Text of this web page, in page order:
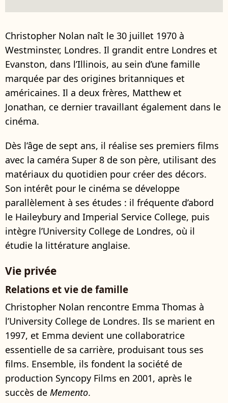
Christopher Nolan naît le 30 juillet 1970 à
Westminster, Londres. Il grandit entre Londres et
Evanston, dans l’Illinois, au sein d’une famille
marquée par des origines britanniques et
américaines. Il a deux frères, Matthew et
Jonathan, ce dernier travaillant également dans le
cinéma.
Dès l’âge de sept ans, il réalise ses premiers films
avec la caméra Super 8 de son père, utilisant des
matériaux du quotidien pour créer des décors.
Son intérêt pour le cinéma se développe
parallèlement à ses études : il fréquente d’abord
le Haileybury and Imperial Service College, puis
intègre l’University College de Londres, où il
étudie la littérature anglaise.
Vie privée
Relations et vie de famille
Christopher Nolan rencontre Emma Thomas à
l’University College de Londres. Ils se marient en
1997, et Emma devient une collaboratrice
essentielle de sa carrière, produisant tous ses
films. Ensemble, ils fondent la société de
production Syncopy Films en 2001, après le
succès de Memento.